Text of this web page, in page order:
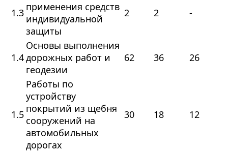
1.3 применения средств
индивидуальной
защиты
2 2 -
1.4
Основы выполнения
дорожных работ и
геодезии
62 36 26
1.5
Работы по
устройству
покрытий из щебня
сооружений на
автомобильных
дорогах
30 18 12